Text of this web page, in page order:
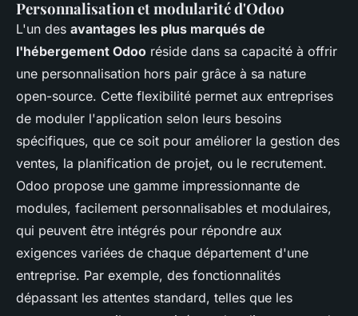
Personnalisation et modularité d'Odoo
L'un des avantages les plus marqués de
l'hébergement Odoo réside dans sa capacité à offrir
une personnalisation hors pair grâce à sa nature
open-source. Cette flexibilité permet aux entreprises
de moduler l'application selon leurs besoins
spécifiques, que ce soit pour améliorer la gestion des
ventes, la planification de projet, ou le recrutement.
Odoo propose une gamme impressionnante de
modules, facilement personnalisables et modulaires,
qui peuvent être intégrés pour répondre aux
exigences variées de chaque département d'une
entreprise. Par exemple, des fonctionnalités
dépassant les attentes standard, telles que les